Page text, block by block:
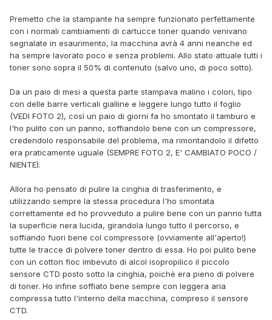
Premetto che la stampante ha sempre funzionato perfettamente
con i normali cambiamenti di cartucce toner quando venivano
segnalate in esaurimento, la macchina avrà 4 anni neanche ed
ha sempre lavorato poco e senza problemi. Allo stato attuale tutti i
toner sono sopra il 50% di contenuto (salvo uno, di poco sotto).
Da un paio di mesi a questa parte stampava malino i colori, tipo
con delle barre verticali gialline e leggere lungo tutto il foglio
(VEDI FOTO 2), così un paio di giorni fa ho smontato il tamburo e
l'ho pulito con un panno, soffiandolo bene con un compressore,
credendolo responsabile del problema, ma rimontandolo il difetto
era praticamente uguale (SEMPRE FOTO 2, E' CAMBIATO POCO /
NIENTE).
Allora ho pensato di pulire la cinghia di trasferimento, e
utilizzando sempre la stessa procedura l'ho smontata
correttamente ed ho provveduto a pulire bene con un panno tutta
la superficie nera lucida, girandola lungo tutto il percorso, e
soffiando fuori bene col compressore (ovviamente all'aperto!)
tutte le tracce di polvere toner dentro di essa. Ho poi pulito bene
con un cotton fioc imbevuto di alcol isopropilico il piccolo
sensore CTD posto sotto la cinghia, poichè era pieno di polvere
di toner. Ho infine soffiato bene sempre con leggera aria
compressa tutto l'interno della macchina, compreso il sensore
CTD.